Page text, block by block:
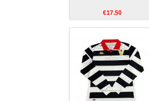
€17.50